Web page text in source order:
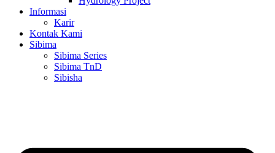
Informasi
Karir
Kontak Kami
Sibima
Sibima Series
Sibima TnD
Sibisha